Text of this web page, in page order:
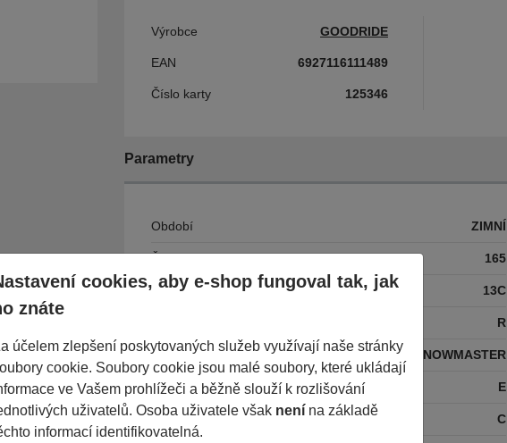
Výrobce GOODRIDE
EAN 6927116111489
Číslo karty 125346
Parametry
Období ZIMNÍ
Šířka 165
Průměr 13C
R
Dezén SW612 SNOWMASTER
Palivo E
Přilnavost C
cookies, aby e-shop fungoval tak, jak
znáte
účelem zlepšení poskytovaných služeb využívají naše stránky
cookie. Soubory cookie jsou malé soubory, které ukládají
ve Vašem prohlížeči a běžně slouží k rozlišování
uživatelů. Osoba uživatele však není na základě
informací identifikovatelná.